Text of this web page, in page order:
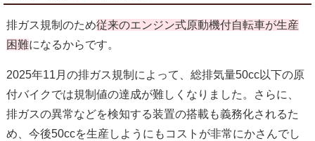
排ガス規制のため従来のエンジン式原動機付自転車が生産
困難になるからです。
2025年11月の排ガス規制によって、総排気量50cc以下の原
付バイクでは規制値の達成が難しくなりました。さらに、
排ガスの異常などを検知する装置の搭載も義務化されるた
め、今後50ccを生産しようにもコストが非常にかさんでし